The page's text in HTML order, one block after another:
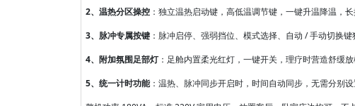
2、温热分区操控 ：独立温热启动键，高低温调节键，一键升温降温，长
3、脉冲专属按键 ：脉冲启停、强弱挡位、模式选择、自动 / 手动切换键
4、附加氛围足部灯：足舱内置柔光红灯，一键开关，理疗时营造舒缓放
5、统一计时功能：温热、脉冲同步开启时，时间自动同步，无需分别设